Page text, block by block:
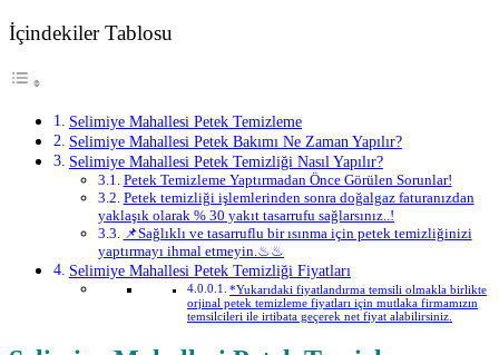
İçindekiler Tablosu
Selimiye Mahallesi Petek Temizleme
Selimiye Mahallesi Petek Bakımı Ne Zaman Yapılır?
Selimiye Mahallesi Petek Temizliği Nasıl Yapılır?
Petek Temizleme Yaptırmadan Önce Görülen Sorunlar!
Petek temizliği işlemlerinden sonra doğalgaz faturanızdan
yaklaşık olarak % 30 yakıt tasarrufu sağlarsınız..!
📌Sağlıklı ve tasarruflu bir ısınma için petek temizliğinizi
yaptırmayı ihmal etmeyin.♨♨
Selimiye Mahallesi Petek Temizliği Fiyatları
*Yukarıdaki fiyatlandırma temsili olmakla birlikte
orjinal petek temizleme fiyatları için mutlaka firmamızın
temsilcileri ile irtibata geçerek net fiyat alabilirsiniz.